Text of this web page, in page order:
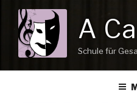
Inhalt
springen
A
Schule für